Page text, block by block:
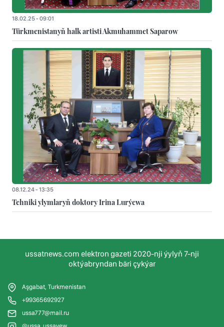
18.02.25 - 09:01
Türkmenistanyň halk artisti Akmuhammet Saparow
08.12.24 - 13:35
Tehniki ylymlaryň doktory Irina Lurýewa
ussatnews.com elektron gazeti 2020-nji ýylyň 7-nji
oktýabryndan bäri çykýar
Aşgabat, Turkmenistan
+99365692927
ussa777@mail.ru